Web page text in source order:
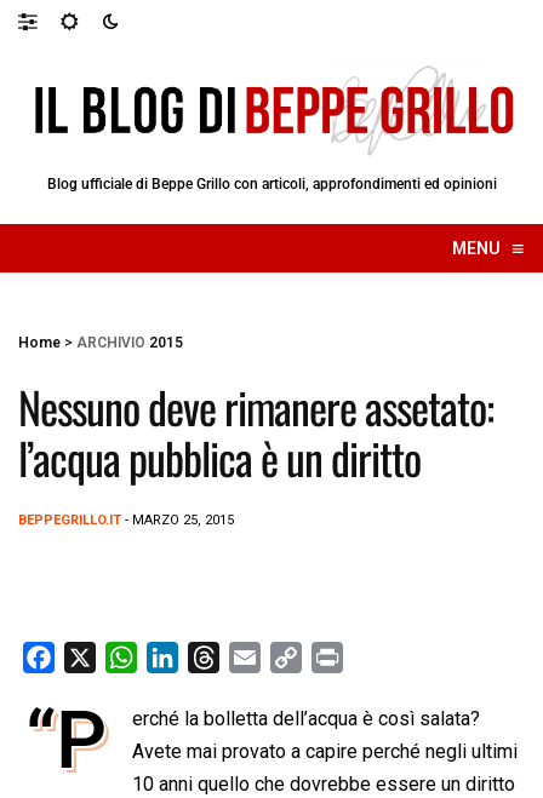
Blog ufficiale di Beppe Grillo con articoli, approfondimenti ed opinioni
MENU ≡
☰
Home > ARCHIVIO 2015
Nessuno deve rimanere assetato:
l’acqua pubblica è un diritto
BEPPEGRILLO.IT - MARZO 25, 2015
c
W
a
t
s
n
k
e
r
e
a
a
i
l
p
y
L
i
n
t
“P
erché la bolletta dell’acqua è così salata?
Avete mai provato a capire perché negli ultimi
10 anni quello che dovrebbe essere un diritto